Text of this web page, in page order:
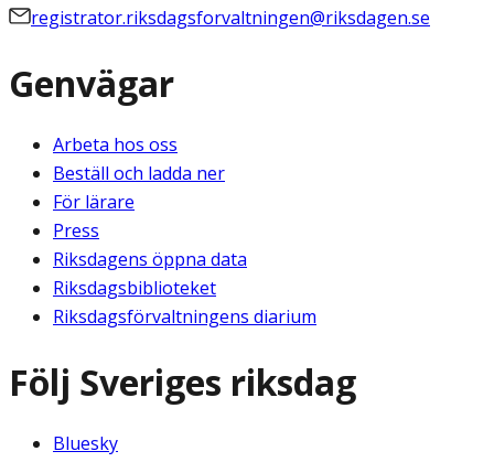
registrator.riksdagsforvaltningen@riksdagen.se
Genvägar
Arbeta hos oss
Beställ och ladda ner
För lärare
Press
Riksdagens öppna data
Riksdagsbiblioteket
Riksdagsförvaltningens diarium
Följ Sveriges riksdag
Bluesky